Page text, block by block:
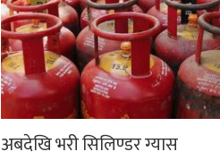
अबदेखि भरी सिलिण्डर ग्यास